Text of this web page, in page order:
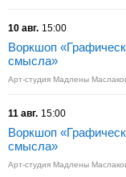
10 авг. 15:00
Воркшоп
смысла»
Арт-студия Мадлены
11 авг. 15:00
Воркшоп
смысла»
Арт-студия Мадлены